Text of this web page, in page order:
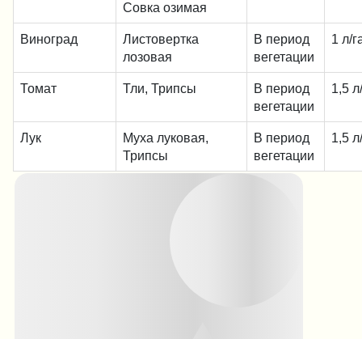
Совка озимая
Виноград
Листовертка
лозовая
В период
вегетации
1 л/
Томат Тли, Трипсы
В период
вегетации
1,5
Лук
Муха луковая,
Трипсы
В период
вегетации
1,5